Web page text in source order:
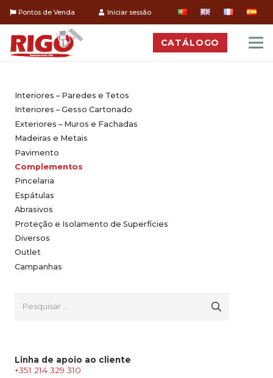
Pontos de Venda Iniciar sessão
CATÁLOGO
Interiores – Paredes e Tetos
Interiores – Gesso Cartonado
Exteriores – Muros e Fachadas
Madeiras e Metais
Pavimento
Complementos
Pincelaria
Espátulas
Abrasivos
Proteção e Isolamento de Superfícies
Diversos
Outlet
Campanhas
Linha de apoio ao cliente
+351 214 329 310